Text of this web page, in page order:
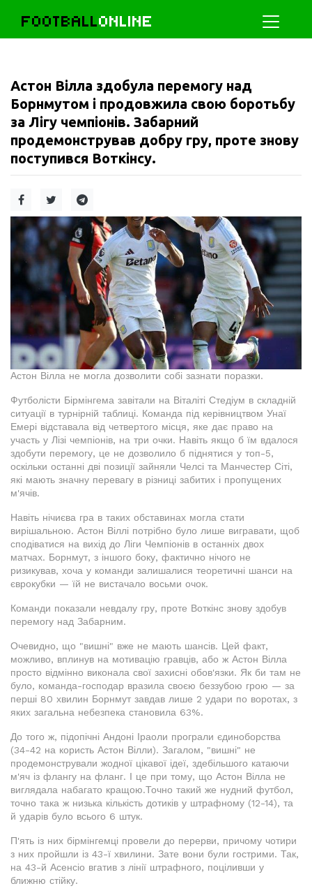
FOOTBALLONLINE
Астон Вілла здобула перемогу над
Борнмутом і продовжила свою боротьбу
за Лігу чемпіонів. Забарний
продемонстрував добру гру, проте знову
поступився Воткінсу.
Астон Вілла не могла дозволити собі зазнати поразки.
Футболісти Бірмінгема завітали на Віталіті Стедіум в складній
ситуації в турнірній таблиці. Команда під керівництвом Унаї
Емері відставала від четвертого місця, яке дає право на
участь у Лізі чемпіонів, на три очки. Навіть якщо б їм вдалося
здобути перемогу, це не дозволило б піднятися у топ-5,
оскільки останні дві позиції зайняли Челсі та Манчестер Сіті,
які мають значну перевагу в різниці забитих і пропущених
м'ячів.
Навіть нічиєва гра в таких обставинах могла стати
вирішальною. Астон Віллі потрібно було лише вигравати, щоб
сподіватися на вихід до Ліги Чемпіонів в останніх двох
матчах. Борнмут, з іншого боку, фактично нічого не
ризикував, хоча у команди залишалися теоретичні шанси на
єврокубки — їй не вистачало восьми очок.
Команди показали невдалу гру, проте Воткінс знову здобув
перемогу над Забарним.
Очевидно, що "вишні" вже не мають шансів. Цей факт,
можливо, вплинув на мотивацію гравців, або ж Астон Вілла
просто відмінно виконала свої захисні обов'язки. Як би там не
було, команда-господар вразила своєю беззубою грою — за
перші 80 хвилин Борнмут завдав лише 2 удари по воротах, з
яких загальна небезпека становила 63%.
До того ж, підопічні Андоні Іраоли програли єдиноборства
(34-42 на користь Астон Вілли). Загалом, "вишні" не
продемонстрували жодної цікавої ідеї, здебільшого катаючи
м'яч із флангу на фланг. І це при тому, що Астон Вілла не
виглядала набагато кращою.Точно такий же нудний футбол,
точно така ж низька кількість дотиків у штрафному (12-14), та
й ударів було всього 6 штук.
П'ять із них бірмінгемці провели до перерви, причому чотири
з них пройшли із 43-ї хвилини. Зате вони були гострими. Так,
на 43-й Асенсіо вгатив з лінії штрафного, поціливши у
ближню стійку.